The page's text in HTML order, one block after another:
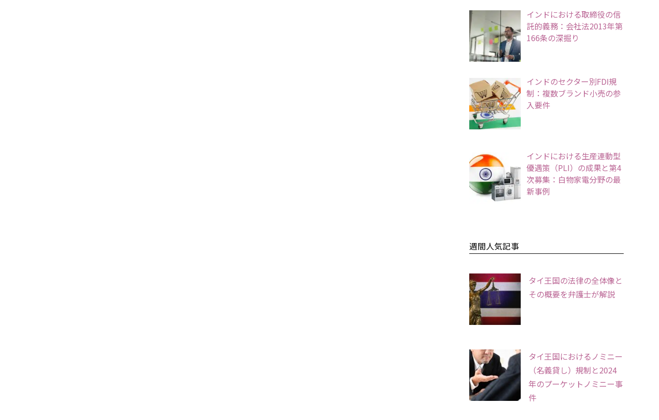
インドにおける取締役の信
託的義務：会社法2013年第
166条の深掘り
インドのセクター別FDI規
制：複数ブランド小売の参
入要件
インドにおける生産連動型
優遇策（PLI）の成果と第4
次募集：白物家電分野の最
新事例
週間人気記事
タイ王国の法律の全体像と
その概要を弁護士が解説
タイ王国におけるノミニー
（名義貸し）規制と2024
年のプーケットノミニー事
件